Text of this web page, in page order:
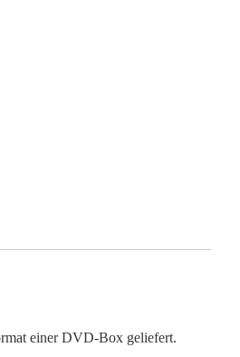
einer DVD-Box geliefert.